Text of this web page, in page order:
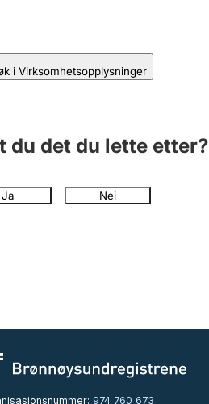
i Virksomhetsopplysninger
du det du lette etter?
Ja Nei
974 760 673